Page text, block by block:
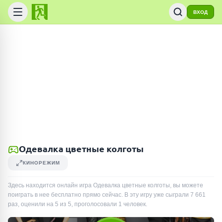
ВХОД
Одевалка цветные колготы
КИНОРЕЖИМ
Здесь находится онлайн игра Одевалка цветные колготы, вы можете
поиграть в нее бесплатно прямо сейчас. В эту игру уже сыграли 7 661
раз, оценили на 5 из 5, проголосовали 1 человек.